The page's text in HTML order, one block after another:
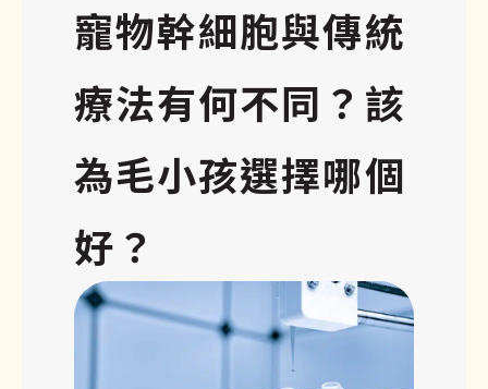
寵物幹細胞與傳統
療法有何不同？該
為毛小孩選擇哪個
好？